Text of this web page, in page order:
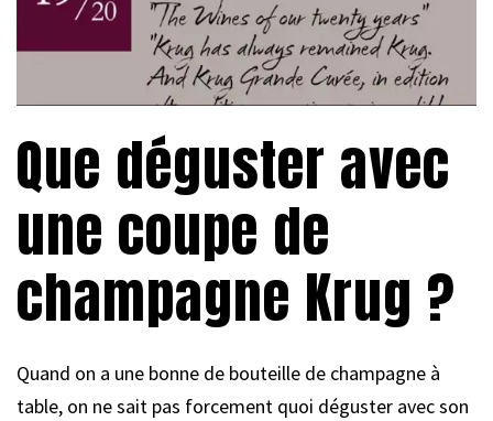
Que déguster avec
une coupe de
champagne Krug ?
Quand on a une bonne de bouteille de champagne à
table, on ne sait pas forcement quoi déguster avec son